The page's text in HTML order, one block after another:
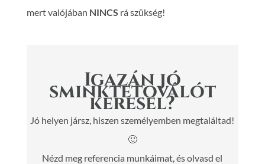
mert valójában NINCS rá szükség!
Igazán jó
sminktetoválót
keresel?
Jó helyen jársz, hiszen személyemben megtaláltad!
🙂
Nézd meg referencia munkáimat, és olvasd el